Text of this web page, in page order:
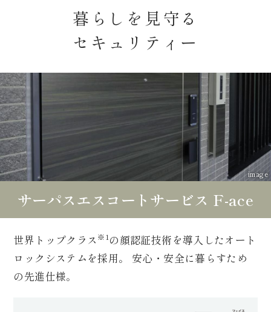
暮らしを見守る
セキュリティー
image
サーパスエスコートサービス F-ace
世界トップクラス ※1 の顔認証技術を導入したオート
ロックシステムを採用。
安心・安全に暮らすため
の先進仕様。